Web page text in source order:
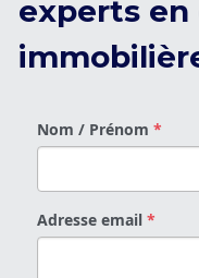
experts en
Nom / Prénom *
Adresse email*